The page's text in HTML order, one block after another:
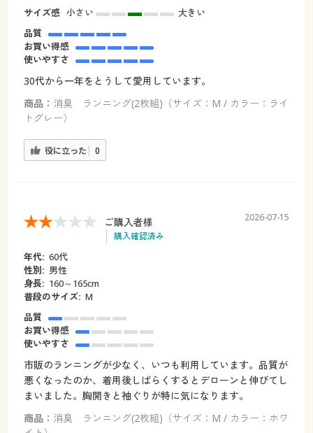
サイズ感 小さい
大きい
品質
お買い得感
使いやすさ
30代から一年をとうして愛用しています。
商品： 消臭 ランニング(2枚組)（サイズ：M / カラー：ライ
トグレー）
役に立った 0
ご購入者様
購入確認済み
2026-07-15
年代: 60代
性別: 男性
身長: 160～165cm
普段のサイズ: M
品質
お買い得感
使いやすさ
市販のランニングが少なく、いつも利用しています。品質が
悪くなったのか、着用後しばらくするとデローンと伸びてし
まいました。胸開きと袖ぐりが特に気になります。
商品： 消臭 ランニング(2枚組)（サイズ：M / カラー：ホワ